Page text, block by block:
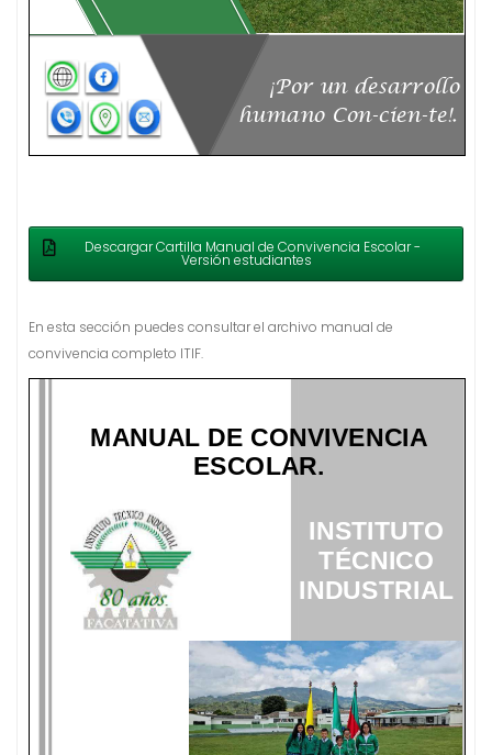
Descargar Cartilla Manual de Convivencia Escolar -
Versión estudiantes
En esta sección puedes consultar el archivo manual de
convivencia completo ITIF.